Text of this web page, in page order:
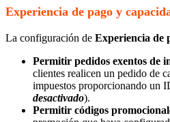
Experiencia de pago y
La configuración de Experiencia de
Permitir pedidos exentos de
clientes realicen un pedido de
impuestos proporcionando un
desactivado).
Permitir códigos